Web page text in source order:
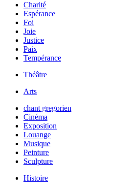
Charité
Espérance
Foi
Joie
Justice
Paix
Tempérance
Théâtre
Arts
chant gregorien
Cinéma
Exposition
Louange
Musique
Peinture
Sculpture
Histoire